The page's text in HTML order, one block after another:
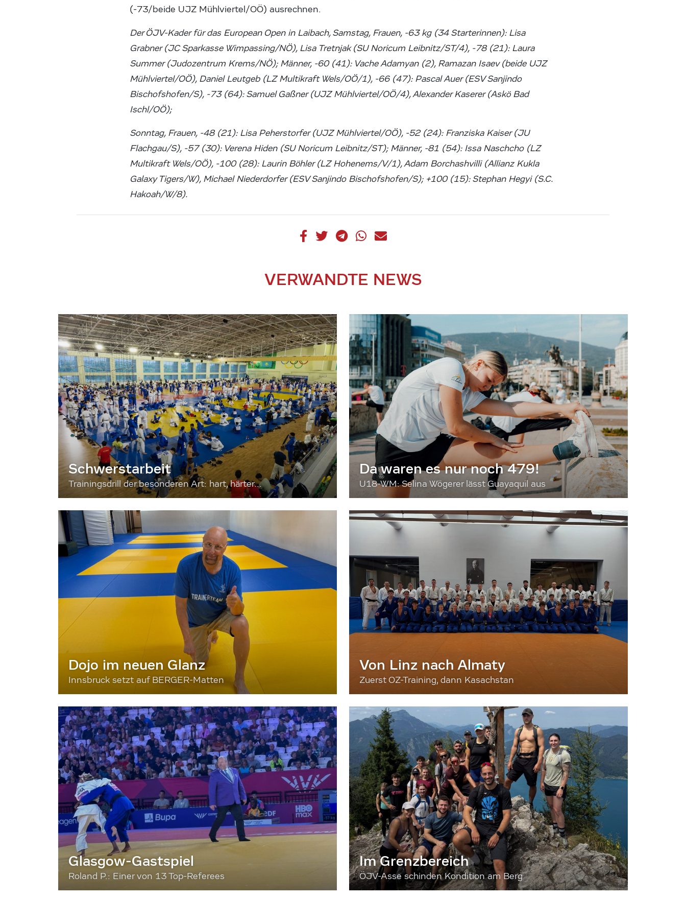
(-73/beide UJZ Mühlviertel/OÖ) ausrechnen.
Der ÖJV-Kader für das European Open in Laibach, Samstag, Frauen, -63 kg (34 Starterinnen): Lisa
Grabner (JC Sparkasse Wimpassing/NÖ), Lisa Tretnjak (SU Noricum Leibnitz/ST/4), -78 (21): Laura
Summer (Judozentrum Krems/NÖ); Männer, -60 (41): Vache Adamyan (2), Ramazan Isaev (beide UJZ
Mühlviertel/OÖ), Daniel Leutgeb (LZ Multikraft Wels/OÖ/1), -66 (47): Pascal Auer (ESV Sanjindo
Bischofshofen/S), -73 (64): Samuel Gaßner (UJZ Mühlviertel/OÖ/4), Alexander Kaserer (Askö Bad
Ischl/OÖ);
Sonntag, Frauen, -48 (21): Lisa Peherstorfer (UJZ Mühlviertel/OÖ), -52 (24): Franziska Kaiser (JU
Flachgau/S), -57 (30): Verena Hiden (SU Noricum Leibnitz/ST); Männer, -81 (54): Issa Naschcho (LZ
Multikraft Wels/OÖ), -100 (28): Laurin Böhler (LZ Hohenems/V/1), Adam Borchashvilli (Allianz Kukla
Galaxy Tigers/W), Michael Niederdorfer (ESV Sanjindo Bischofshofen/S); +100 (15): Stephan Hegyi (S.C.
Hakoah/W/8).
VERWANDTE NEWS
Schwerstarbeit
Trainingsdrill der besonderen Art: hart, härter...
Da waren es nur noch 479!
U18-WM: Selina Wögerer lässt Guayaquil aus
Dojo im neuen Glanz
Innsbruck setzt auf BERGER-Matten
Von Linz nach Almaty
Zuerst OZ-Training, dann Kasachstan
Glasgow-Gastspiel
Roland P.: Einer von 13 Top-Referees
Im Grenzbereich
ÖJV-Asse schinden Kondition am Berg